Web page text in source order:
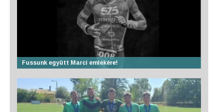
Fussunk együtt Marci emlékére!